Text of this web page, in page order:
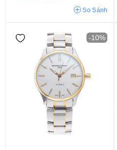
So Sánh
-10%